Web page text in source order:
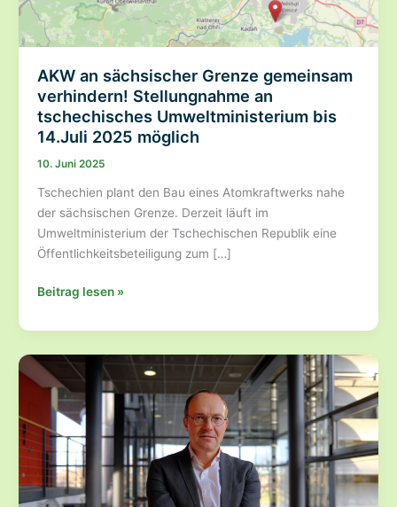
AKW an sächsischer Grenze gemeinsam
verhindern! Stellungnahme an
tschechisches Umweltministerium bis
14.Juli 2025 möglich
10. Juni 2025
Tschechien plant den Bau eines Atomkraftwerks nahe
der sächsischen Grenze. Derzeit läuft im
Umweltministerium der Tschechischen Republik eine
Öffentlichkeitsbeteiligung zum […]
AKW
sächsischer
Grenze
gemeinsam
verhindern!
Stellungnahme
an
tschechisches
Umweltministerium
bis
Beitrag lesen »